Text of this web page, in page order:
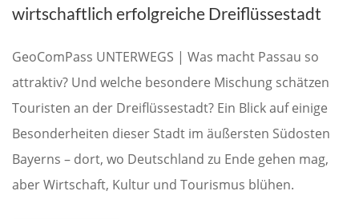
wirtschaftlich erfolgreiche Dreiflüssestadt
GeoComPass UNTERWEGS | Was macht Passau so
attraktiv? Und welche besondere Mischung schätzen
Touristen an der Dreiflüssestadt? Ein Blick auf einige
Besonderheiten dieser Stadt im äußersten Südosten
Bayerns – dort, wo Deutschland zu Ende gehen mag,
aber Wirtschaft, Kultur und Tourismus blühen.